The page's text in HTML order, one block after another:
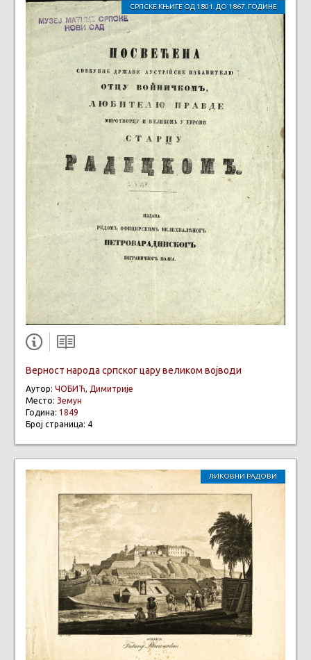
СРПСКЕ КЊИГЕ ОД 1801. ДО 1867. ГОДИНЕ
Верност народа српског цару великом војводи
Аутор: ЧОБИЋ, Димитрије
Место: Земун
Година: 1849
Број страница: 4
ЛИКОВНИ РАДОВИ